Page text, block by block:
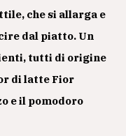
che si allarga e
dal piatto. Un
tutti di origine
di latte Fior
e il pomodoro